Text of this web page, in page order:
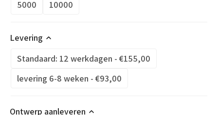
5000
10000
Levering
Standaard: 12 werkdagen - €155,00
levering 6-8 weken - €93,00
Ontwerp aanleveren